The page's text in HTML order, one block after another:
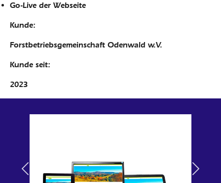
Go-Live der Webseite
Kunde:
Forstbetriebsgemeinschaft Odenwald w.V.
Kunde seit:
2023
Previous Next